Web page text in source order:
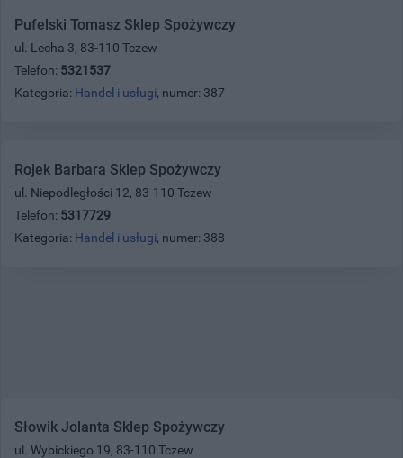
Pufelski Tomasz Sklep Spożywczy
ul. Lecha 3, 83-110 Tczew
Telefon: 5321537
Kategoria: Handel i usługi, numer: 387
Rojek Barbara Sklep Spożywczy
ul. Niepodległości 12, 83-110 Tczew
Telefon: 5317729
Kategoria: Handel i usługi, numer: 388
Słowik Jolanta Sklep Spożywczy
ul. Wybickiego 19, 83-110 Tczew